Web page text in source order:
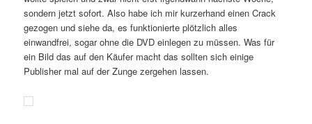
sondern jetzt sofort. Also habe ich mir kurzerhand einen Crack
gezogen und siehe da, es funktionierte plötzlich alles
einwandfrei, sogar ohne die DVD einlegen zu müssen. Was für
ein Bild das auf den Käufer macht das sollten sich einige
Publisher mal auf der Zunge zergehen lassen.